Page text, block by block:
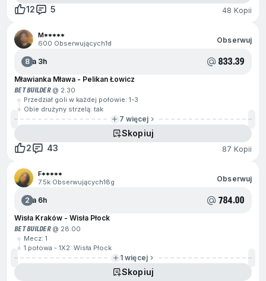
12
5 48 Kopii
M*****
600 Obserwujących1d Obserwuj
8Za 3h 833.39
Mławianka Mława - Pelikan Łowicz
BET BUILDER@ 2.30
Przedział goli w każdej połowie: 1-3
Obie drużyny strzelą: tak
7 więcej
Skopiuj
2
43 87 Kopii
F*****
7.5k Obserwujących18g Obserwuj
2Za 6h 784.00
Wisła Kraków - Wisła Płock
BET BUILDER@ 28.00
Mecz: 1
1.połowa - 1X2: Wisła Płock
1 więcej
Skopiuj